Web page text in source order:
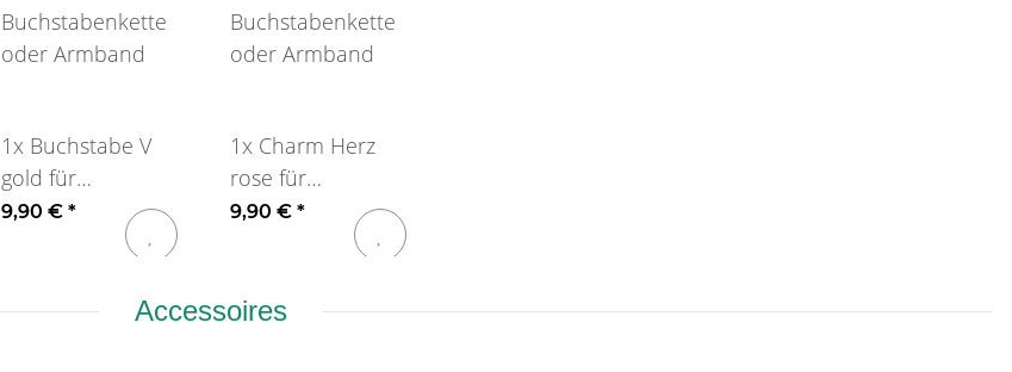
1x Buchstabe V
gold für
Buchstabenkette
oder Armband
9,90 € *
1x Charm Herz
rose für
Buchstabenkette
oder Armband
9,90 € *
Accessoires